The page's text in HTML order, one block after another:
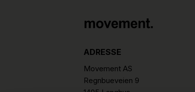
ADRESSE
Movement AS
Regnbueveien 9